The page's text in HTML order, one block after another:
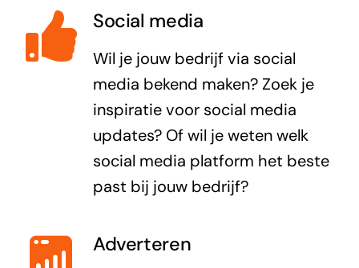
Social media
Wil je jouw bedrijf via social
media bekend maken? Zoek je
inspiratie voor social media
updates? Of wil je weten welk
social media platform het beste
past bij jouw bedrijf?
Adverteren